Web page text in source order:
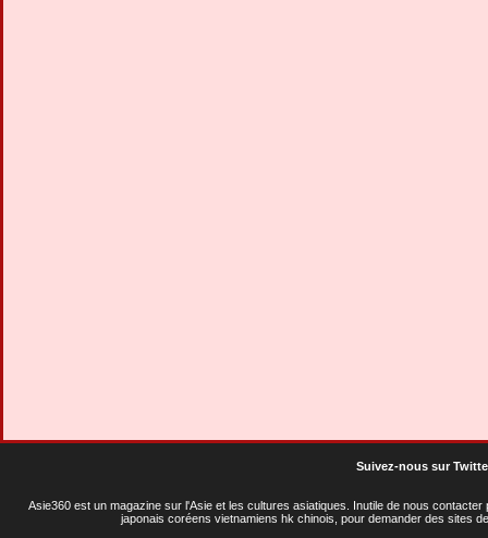
Suivez-nous sur
Asie360 est un magazine sur l'Asie et les cultures asiatiques . Inutile de nous
japonais coréens vietnamiens hk chinois, pour demander des sites